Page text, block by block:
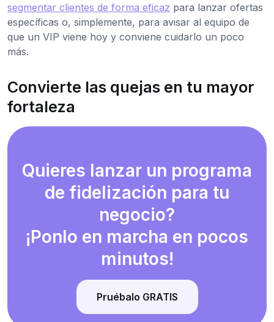
segmentar clientes de forma eficaz para lanzar ofertas
específicas o, simplemente, para avisar al equipo de
que un VIP viene hoy y conviene cuidarlo un poco
más.
Convierte las quejas en tu mayor
fortaleza
Quieres lanzar un programa
de fidelización para tu
negocio?
¡Ponlo en marcha en pocos
minutos!
Pruébalo GRATIS